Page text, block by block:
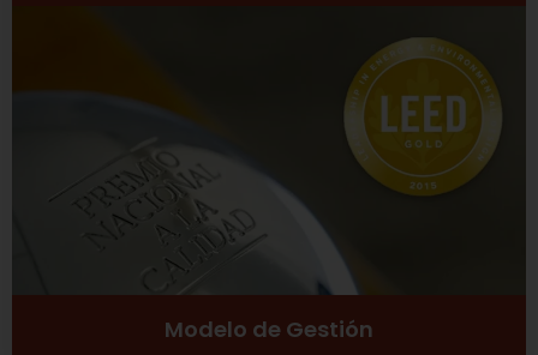
Modelo de Gestión
TASA ha adoptado el modelo que propone el Premio
Nacional a la Calidad.